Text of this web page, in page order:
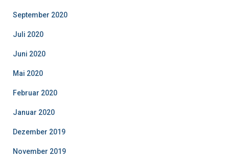
September 2020
Juli 2020
Juni 2020
Mai 2020
Februar 2020
Januar 2020
Dezember 2019
November 2019